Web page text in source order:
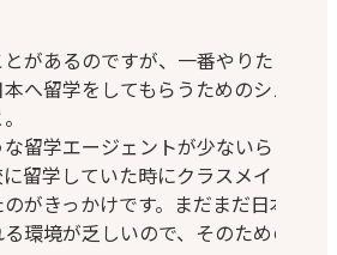
があるのですが、一番やりたい
へ留学をしてもらうためのシス
留学エージェントが少ないらし
留学していた時にクラスメイト
がきっかけです。まだまだ日本
環境が乏しいので、そのための